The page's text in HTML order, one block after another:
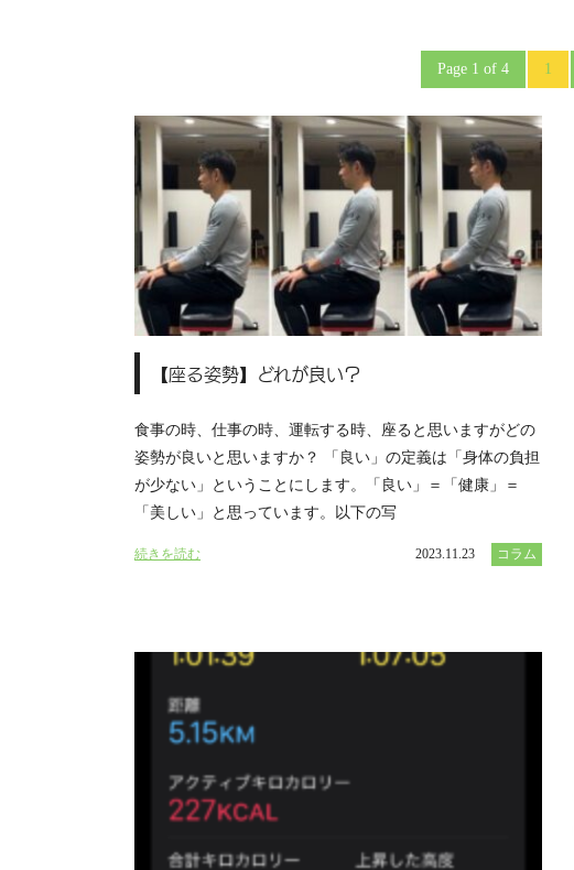
Page 1 of 4 1
【座る姿勢】どれが良い？
食事の時、仕事の時、運転する時、座ると思いますがどの
姿勢が良いと思いますか？ 「良い」の定義は「身体の負担
が少ない」ということにします。「良い」＝「健康」＝
「美しい」と思っています。以下の写
続きを読む 2023.11.23 コラム